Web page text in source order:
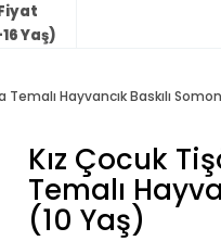
Yaş)
Hayvancık Baskılı
Kız Çocuk
Temalı
(10 Yaş)